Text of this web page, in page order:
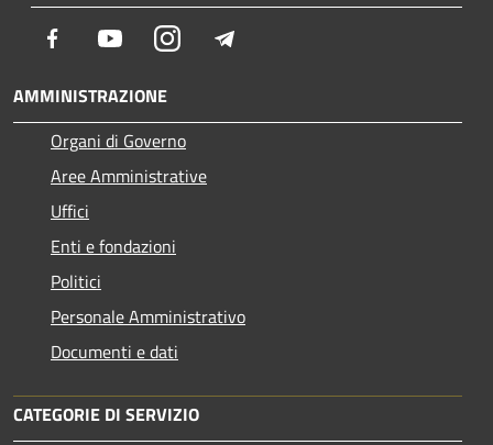
Facebook YoutubeInstagram
AMMINISTRAZIONE
Organi di Governo
Aree Amministrative
Uffici
Enti e fondazioni
Politici
Personale Amministrativo
Documenti e dati
CATEGORIE DI SERVIZIO